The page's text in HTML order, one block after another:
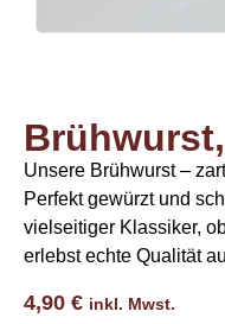
Unsere Brühwurst –
Perfekt gewürzt und
vielseitiger Klassiker,
erlebst echte Qualität
4,90 € inkl. Mwst.